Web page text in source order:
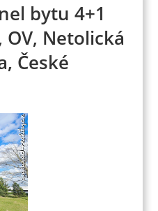
bytu 4+1
Netolická
České